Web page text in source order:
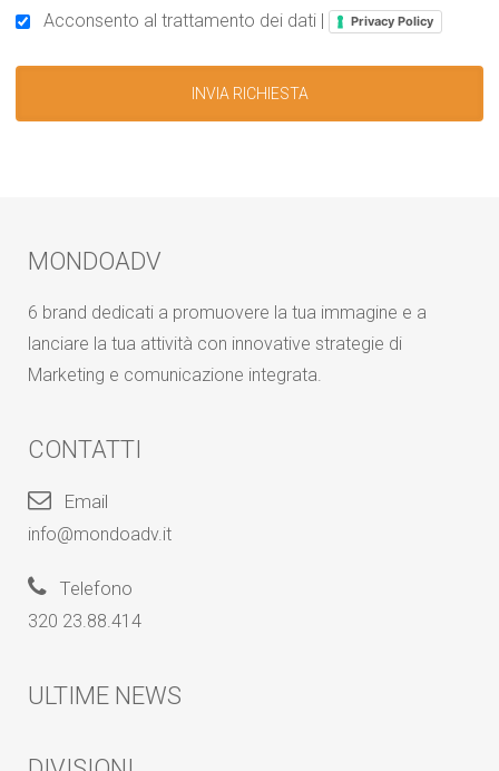
Acconsento al trattamento dei dati | Privacy Policy
MONDOADV
6 brand dedicati a promuovere la tua immagine e a
lanciare la tua attività con innovative strategie di
Marketing e comunicazione integrata.
CONTATTI
Email
info@mondoadv.it
Telefono
320 23.88.414
ULTIME NEWS